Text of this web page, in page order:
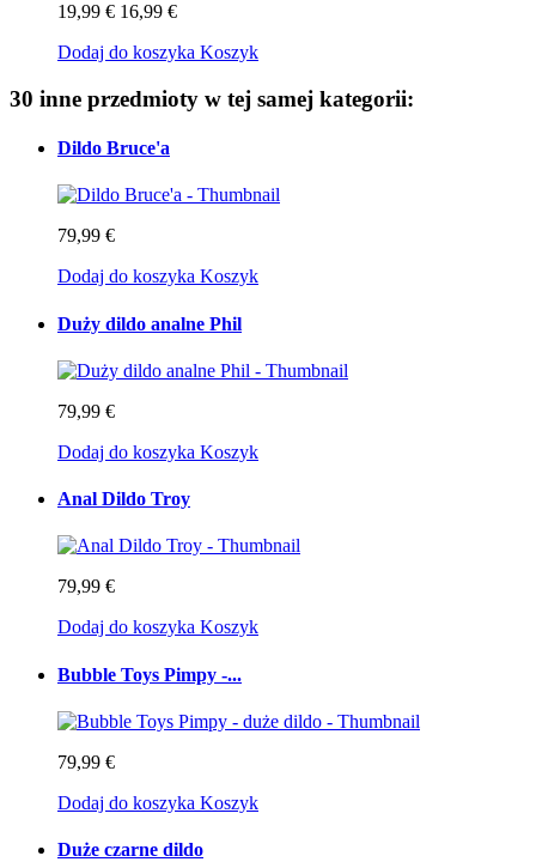
19,99 € 16,99 €
Dodaj do koszyka Koszyk
30 inne przedmioty w tej samej kategorii:
Dildo Bruce'a
79,99 €
Dodaj do koszyka Koszyk
Duży dildo analne Phil
79,99 €
Dodaj do koszyka Koszyk
Anal Dildo Troy
79,99 €
Dodaj do koszyka Koszyk
Bubble Toys Pimpy -...
79,99 €
Dodaj do koszyka Koszyk
Duże czarne dildo